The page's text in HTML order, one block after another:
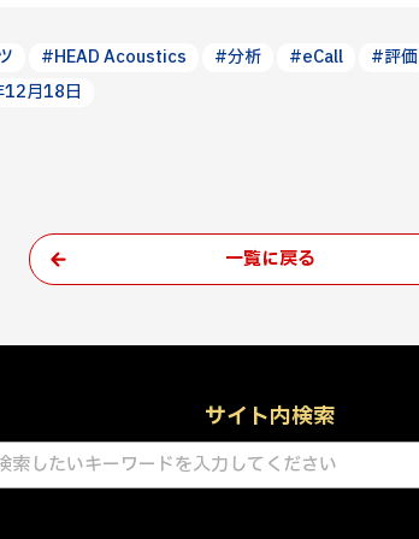
#HEAD Acoustics #分析 #eCall #評価
月18日
一覧に戻る
サイト内検索